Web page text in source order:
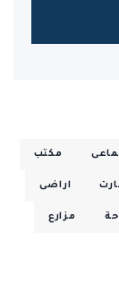
مكتب
اراضى
مزارع